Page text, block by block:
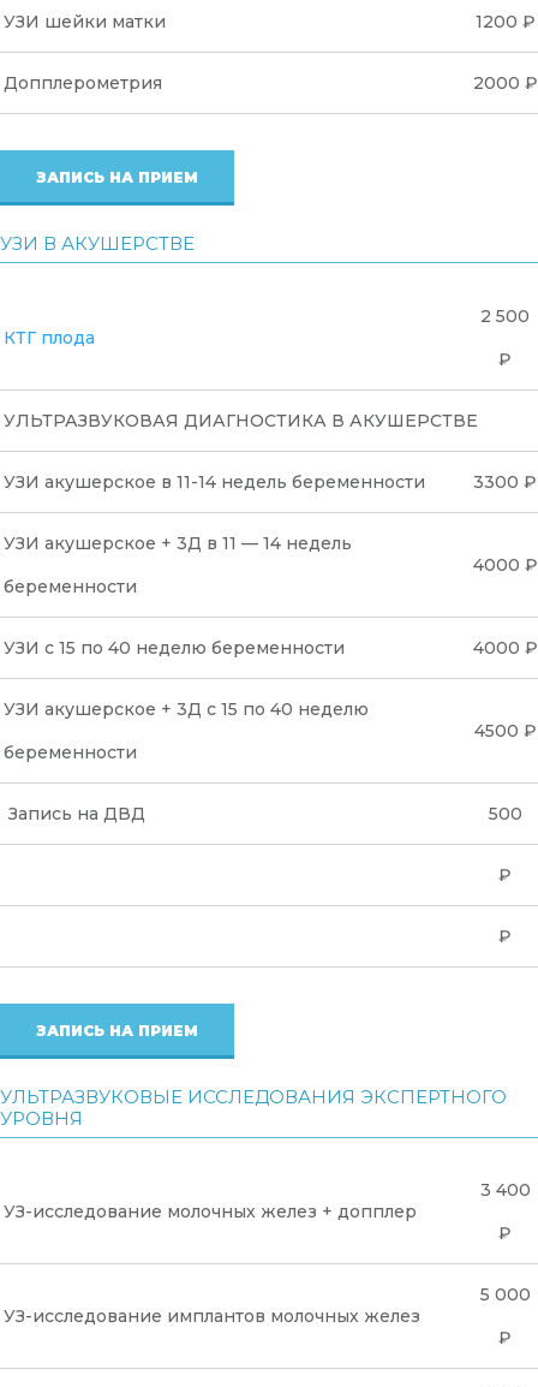
УЗИ шейки матки 1200 ₽
Допплерометрия 2000 ₽
ЗАПИСЬ НА ПРИЕМ
УЗИ В АКУШЕРСТВЕ
КТГ плода
2 500
₽
УЛЬТРАЗВУКОВАЯ ДИАГНОСТИКА В АКУШЕРСТВЕ
УЗИ акушерское в 11-14 недель беременности 3300 ₽
УЗИ акушерское + 3Д в 11 — 14 недель
беременности
4000 ₽
УЗИ с 15 по 40 неделю беременности 4000 ₽
УЗИ акушерское + 3Д с 15 по 40 неделю
беременности
4500 ₽
Запись на ДВД 500
₽
₽
ЗАПИСЬ НА ПРИЕМ
УЛЬТРАЗВУКОВЫЕ ИССЛЕДОВАНИЯ ЭКСПЕРТНОГО
УРОВНЯ
УЗ-исследование молочных желез + допплер
3 400
₽
УЗ-исследование имплантов молочных желез
5 000
₽